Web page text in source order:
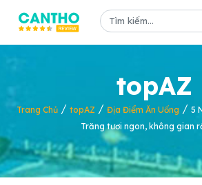
topAZ
Trang Chủ/ topAZ / Địa Điểm Ăn Uống / 5
Trăng tươi ngon, không gian